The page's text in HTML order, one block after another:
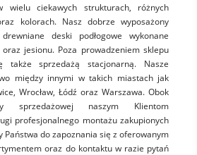
wielu ciekawych strukturach, różnych
kolorach. Nasz dobrze wyposażony
deski podłogowe wykonane
jesionu. Poza prowadzeniem sklepu
także sprzedażą stacjonarną. Nasze
między innymi w takich miastach jak
Wrocław, Łódź oraz Warszawa. Obok
sprzedażowej naszym Klientom
profesjonalnego montażu zakupionych
Państwa do zapoznania się z oferowanym
oraz do kontaktu w razie pytań